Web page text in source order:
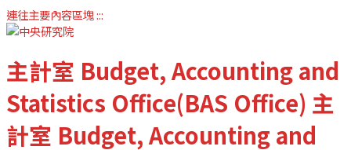
連往主要內容區塊:::
主計室 Budget, Accounting and
Statistics Office(BAS Office) 主
計室 Budget, Accounting and